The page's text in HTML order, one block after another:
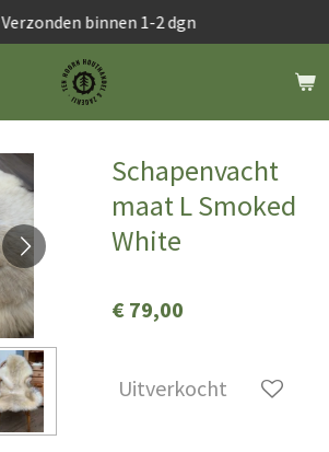
Verzonden binnen 1-2 dgn
Schapenvacht
maat L Smoked
White
€ 79,00
Uitverkocht